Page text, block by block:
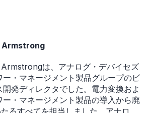
Armstrong
は、アナログ・デバイセズ
ー・マネージメント製品グループのビ
開発ディレクタでした。電力変換およ
ー・マネージメント製品の導入から廃